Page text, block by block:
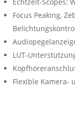
Focus Peaking,
LUT-
Flexible Kamera-